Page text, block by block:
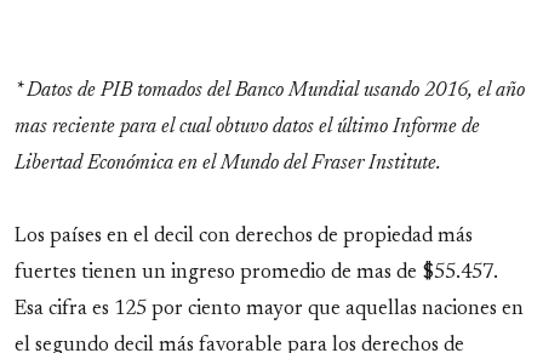
* Datos de PIB tomados del Banco Mundial usando 2016, el año
mas reciente para el cual obtuvo datos el último Informe de
Libertad Económica en el Mundo del Fraser Institute.
Los países en el decil con derechos de propiedad más
fuertes tienen un ingreso promedio de mas de $55.457.
Esa cifra es 125 por ciento mayor que aquellas naciones en
el segundo decil más favorable para los derechos de